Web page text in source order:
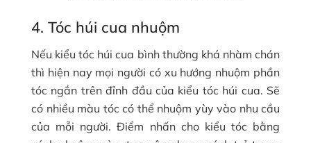
4. Tóc húi cua nhuộm
Nếu kiểu tóc húi cua bình thường khá nhàm chán
thì hiện nay mọi người có xu hướng nhuộm phần
tóc ngắn trên đỉnh đầu của kiểu tóc húi cua. Sẽ
có nhiều màu tóc có thể nhuộm yùy vào nhu cầu
của mỗi người. Điểm nhấn cho kiểu tóc bằng